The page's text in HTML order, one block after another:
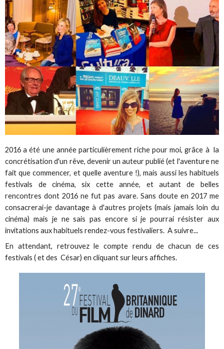
2016 a été une année particulièrement riche pour moi, grâce à la
concrétisation d'un rêve, devenir un auteur publié (et l'aventure ne
fait que commencer, et quelle aventure !), mais aussi les habituels
festivals de cinéma, six cette année, et autant de belles
rencontres dont 2016 ne fut pas avare. Sans doute en 2017 me
consacrerai-je davantage à d'autres projets (mais jamais loin du
cinéma) mais je ne sais pas encore si je pourrai résister aux
invitations aux habituels rendez-vous festivaliers. A suivre...
En attendant, retrouvez le compte rendu de chacun de ces
festivals ( et des César) en cliquant sur leurs affiches.